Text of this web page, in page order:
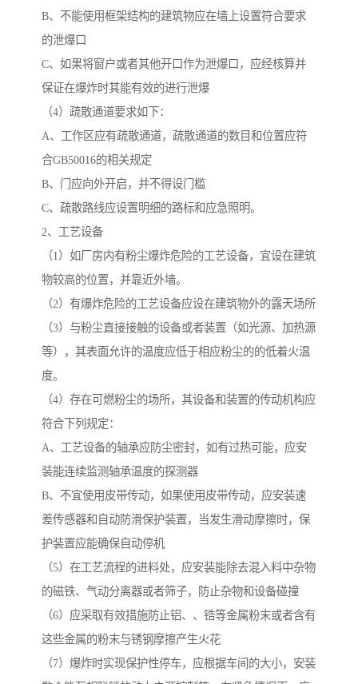
B、不能使用框架结构的建筑物应在墙上设置符合要求
的泄爆口
C、如果将窗户或者其他开口作为泄爆口，应经核算并
保证在爆炸时其能有效的进行泄爆
（4）疏散通道要求如下：
A、工作区应有疏散通道，疏散通道的数目和位置应符
合GB50016的相关规定
B、门应向外开启，并不得设门槛
C、疏散路线应设置明细的路标和应急照明。
2、工艺设备
（1）如厂房内有粉尘爆炸危险的工艺设备，宜设在建筑
物较高的位置，并靠近外墙。
（2）有爆炸危险的工艺设备应设在建筑物外的露天场所
（3）与粉尘直接接触的设备或者装置（如光源、加热源
等），其表面允许的温度应低于相应粉尘的的低着火温
度。
（4）存在可燃粉尘的场所，其设备和装置的传动机构应
符合下列规定：
A、工艺设备的轴承应防尘密封，如有过热可能，应安
装能连续监测轴承温度的探测器
B、不宜使用皮带传动，如果使用皮带传动，应安装速
差传感器和自动防滑保护装置，当发生滑动摩擦时，保
护装置应能确保自动停机
（5）在工艺流程的进料处，应安装能除去混入料中杂物
的磁铁、气动分离器或者筛子，防止杂物和设备碰撞
（6）应采取有效措施防止铝、、锆等金属粉末或者含有
这些金属的粉末与锈钢摩擦产生火花
（7）爆炸时实现保护性停车，应根据车间的大小，安装